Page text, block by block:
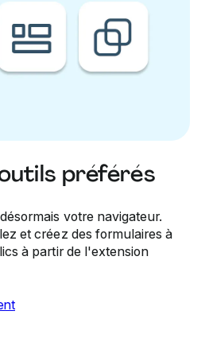
préférés
votre navigateur.
et créez des formulaires à
à partir de l'extension